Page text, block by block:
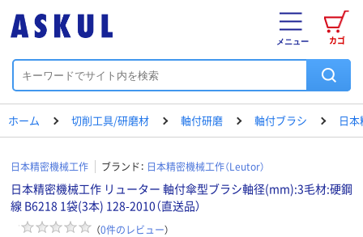
カゴ
メニュー
ホーム 切削工具/研磨材 軸付研磨 軸付ブラシ 日
日本精密機械工作 ブランド： 日本精密機械工作（Leutor）
日本精密機械工作 リューター 軸付傘型ブラシ軸径(mm):3毛材:硬鋼
線 B6218 1袋(3本) 128-2010（直送品）
（0件のレビュー）